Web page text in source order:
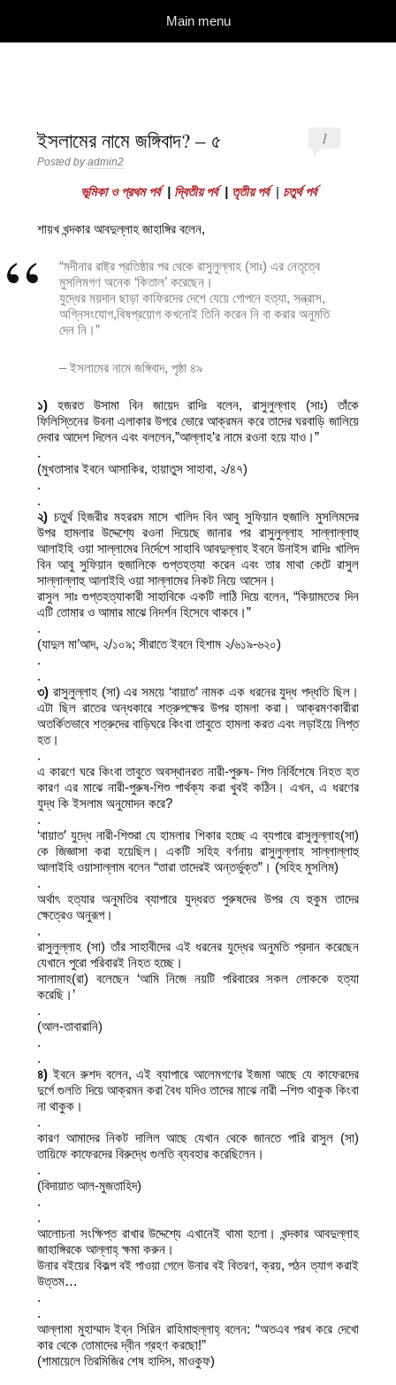
Main menu
ইসলামের নামে জঙ্গিবাদ? – ৫
Posted byadmin2
1
ভূমিকা ও প্রথম পর্ব| দ্বিতীয় পর্ব| তৃতীয় পর্ব| চতুর্থ পর্ব
শায়খ খন্দকার আবদুল্লাহ জাহাঙ্গির বলেন,
“মদীনার রাষ্ট্র প্রতিষ্ঠার পর থেকে রাসুলুল্লাহ (সাঃ) এর নেতৃত্বে
মুসলিমগণ অনেক ‘কিতাল’ করেছেন।
যুদ্ধের ময়দান ছাড়া কাফিরদের দেশে যেয়ে গোপনে হত্যা, সন্ত্রাস,
অগ্নিসংযোগ,বিষপ্রয়োগ কখনোই তিনি করেন নি বা করার অনুমতি
দেন নি।”
– ইসলামের নামে জঙ্গিবাদ, পৃষ্ঠা ৪৯
১) হজরত উসামা বিন জায়েদ রাদিঃ বলেন, রাসুলুল্লাহ (সাঃ) তাঁকে
ফিলিস্তিনের উবনা এলাকার উপরে ভোরে আক্রমন করে তাদের ঘরবাড়ি জালিয়ে
দেবার আদেশ দিলেন এবং বললেন,”আল্লাহ’র নামে রওনা হয়ে যাও।”
.
(মুখতাসার ইবনে আসাকির, হায়াতুস সাহাবা, ২/৪৭)
.
.
২) চতুর্থ হিজরীর মহররম মাসে খালিদ বিন আবু সুফিয়ান হুজালি মুসলিমদের
উপর হামলার উদ্দেশ্যে রওনা দিয়েছে জানার পর রাসুলুল্লাহ সাল্লাল্লাহু
আলাইহি ওয়া সাল্লামের নির্দেশে সাহাবি আবদুল্লাহ ইবনে উনাইস রাদিঃ খালিদ
বিন আবু সুফিয়ান হুজালিকে গুপ্তহত্যা করেন এবং তার মাথা কেটে রাসুল
সাল্লাল্লাহু আলাইহি ওয়া সাল্লামের নিকট নিয়ে আসেন।
রাসুল সাঃ গুপ্তহত্যাকারী সাহাবিকে একটি লাঠি দিয়ে বলেন, “কিয়ামতের দিন
এটি তোমার ও আমার মাঝে নিদর্শন হিসেবে থাকবে।”
.
(যাদুল মা’আদ, ২/১০৯; সীরাতে ইবনে হিশাম ২/৬১৯-৬২০)
.
.
৩) রাসুলুল্লাহ (সা) এর সময়ে ‘বায়াত’ নামক এক ধরনের যুদ্ধ পদ্ধতি ছিল।
এটা ছিল রাতের অন্ধকারে শত্রুপক্ষের উপর হামলা করা। আক্রমণকারীরা
অতর্কিতভাবে শত্রুদের বাড়িঘরে কিংবা তাবুতে হামলা করত এবং লড়াইয়ে লিপ্ত
হত।
.
এ কারণে ঘরে কিংবা তাবুতে অবস্থানরত নারী-পুরুষ- শিশু নির্বিশেষে নিহত হত
কারণ এর মাঝে নারী-পুরুষ-শিশু পার্থক্য করা খুবই কঠিন। এখন, এ ধরণের
যুদ্ধ কি ইসলাম অনুমোদন করে?
.
‘বায়াত’ যুদ্ধে নারী-শিশুরা যে হামলার শিকার হচ্ছে এ ব্যপারে রাসুলুল্লাহ(সা)
কে জিজ্ঞাসা করা হয়েছিল। একটি সহিহ বর্ণনায় রাসুলুল্লাহ সাল্লাল্লাহু
আলাইহি ওয়াসাল্লাম বলেন “তারা তাদেরই অন্তর্ভুক্ত”। (সহিহ মুসলিম)
.
অর্থাৎ হত্যার অনুমতির ব্যাপারে যুদ্ধরত পুরুষদের উপর যে হুকুম তাদের
ক্ষেত্রেও অনুরূপ।
.
রাসুলুল্লাহ (সা) তাঁর সাহাবীদের এই ধরনের যুদ্ধের অনুমতি প্রদান করেছেন
যেখানে পুরো পরিবারই নিহত হচ্ছে।
সালামাহ(রা) বলেছেন ‘আমি নিজে নয়টি পরিবারের সকল লোককে হত্যা
করেছি।’
.
(আল-তাবারানি)
.
.
৪) ইবনে রুশদ বলেন, এই ব্যাপারে আলেমগণের ইজমা আছে যে কাফেরদের
দুর্গে গুলতি দিয়ে আক্রমন করা বৈধ যদিও তাদের মাঝে নারী –শিশু থাকুক কিংবা
না থাকুক।
.
কারণ আমাদের নিকট দালিল আছে যেখান থেকে জানতে পারি রাসুল (সা)
তায়িফে কাফেরদের বিরুদ্ধে গুলতি ব্যবহার করেছিলেন।
.
(বিদায়াত আল-মুজতাহিদ)
.
.
আলোচনা সংক্ষিপ্ত রাখার উদ্দেশ্যে এখানেই থামা হলো। খন্দকার আবদুল্লাহ
জাহাঙ্গিরকে আল্লাহ্ ক্ষমা করুন।
উনার বইয়ের বিকল্প বই পাওয়া গেলে উনার বই বিতরণ, ক্রয়, পঠন ত্যাগ করাই
উত্তম…
.
.
আল্লামা মুহাম্মাদ ইব্ন সিরিন রাহিমাহুল্লাহ্ বলেন: “অতএব পরখ করে দেখো
কার থেকে তোমাদের দ্বীন গ্রহণ করছো!”
(শামায়েলে তিরমিজির শেষ হাদিস, মাওকুফ)